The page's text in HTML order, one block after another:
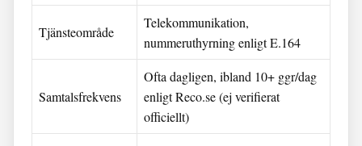
Tjänsteområde
Telekommunikation,
nummeruthyrning enligt E.164
Samtalsfrekvens
Ofta dagligen, ibland 10+ ggr/dag
enligt Reco.se (ej verifierat
officiellt)